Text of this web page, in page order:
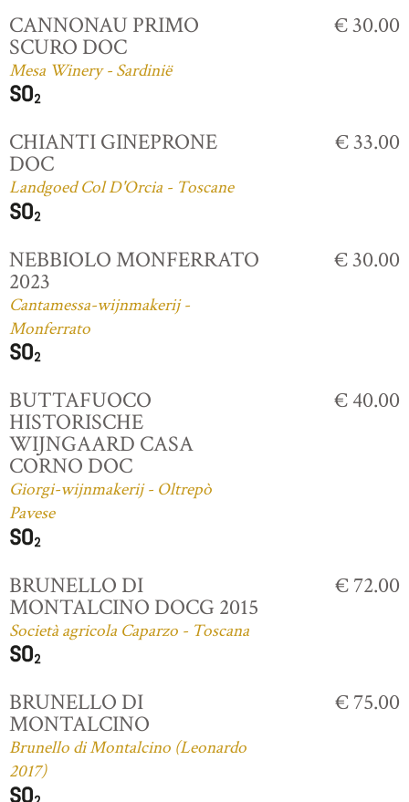
CANNONAU PRIMO
SCURO DOC
Mesa Winery - Sardinië
€ 30.00
CHIANTI GINEPRONE
DOC
Landgoed Col D'Orcia - Toscane
€ 33.00
NEBBIOLO MONFERRATO
2023
Cantamessa-wijnmakerij -
Monferrato
€ 30.00
BUTTAFUOCO
HISTORISCHE
WIJNGAARD CASA
CORNO DOC
Giorgi-wijnmakerij - Oltrepò
Pavese
€ 40.00
BRUNELLO DI
MONTALCINO DOCG 2015
Società agricola Caparzo - Toscana
€ 72.00
BRUNELLO DI
MONTALCINO
Brunello di Montalcino (Leonardo
2017)
€ 75.00